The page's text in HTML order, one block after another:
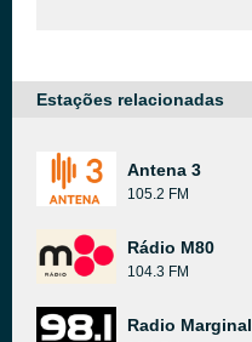
Estações relacionadas
Antena 3
105.2 FM
Rádio M80
104.3 FM
Radio Marginal